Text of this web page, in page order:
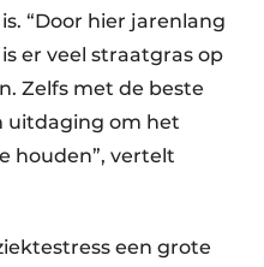
“Door hier jarenlang
er veel straatgras op
Zelfs met de beste
uitdaging om het
houden”, vertelt
een grote